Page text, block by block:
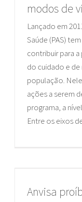
modos de
Lançado em
Saúde (PAS)
contribuir para
do cuidado e de
população.
ações a serem
programa, a
Entre os eixos
Anvisa